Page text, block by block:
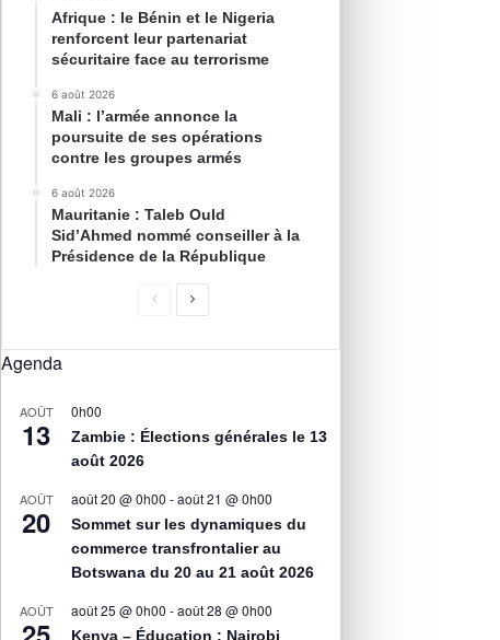
Afrique : le Bénin et le Nigeria
renforcent leur partenariat
sécuritaire face au terrorisme
6 août 2026
Mali : l’armée annonce la
poursuite de ses opérations
contre les groupes armés
6 août 2026
Mauritanie : Taleb Ould
Sid’Ahmed nommé conseiller à la
Présidence de la République
Agenda
AOÛT
13
0h00
Zambie : Élections générales le 13
août 2026
AOÛT
20
août 20 @ 0h00 -août 21 @ 0h00
Sommet sur les dynamiques du
commerce transfrontalier au
Botswana du 20 au 21 août 2026
AOÛT août 25 @ 0h00 -août 28 @ 0h00
Kenya – Éducation : Nairobi